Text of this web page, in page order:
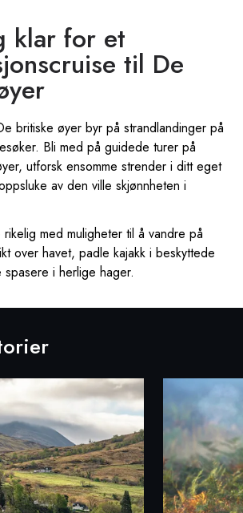
klar for et
til De
britiske øyer byr på strandlandinger på
Bli med på guidede turer på
utforsk ensomme strender i ditt eget
av den ville skjønnheten i
med muligheter til å vandre på
over havet, padle kajakk i beskyttede
i herlige hager.